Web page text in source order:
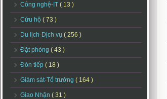
Công nghệ-IT ( 13 )
Cứu hộ ( 73 )
Du lịch-Dịch vụ ( 256 )
Đặt phòng ( 43 )
Đón tiếp ( 18 )
Giám sát-Tổ trưởng ( 164 )
Giao Nhận ( 31 )